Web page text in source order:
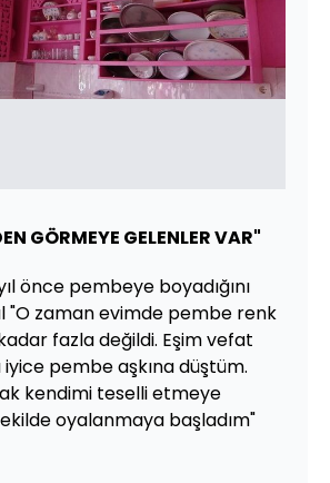
GÖRMEYE GELENLER VAR"
önce pembeye boyadığını
"O zaman evimde pembe renk
fazla değildi. Eşim vefat
pembe aşkına düştüm.
kendimi teselli etmeye
oyalanmaya başladım"